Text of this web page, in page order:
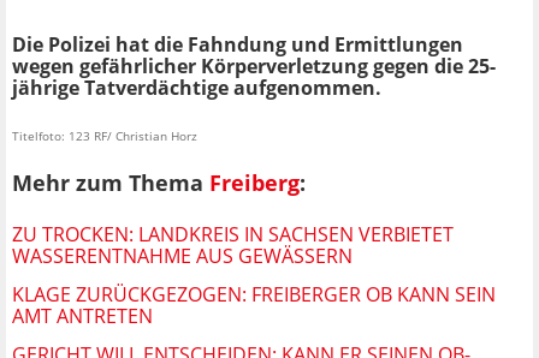
Die Polizei hat die Fahndung und Ermittlungen
wegen gefährlicher Körperverletzung gegen die 25-
jährige Tatverdächtige aufgenommen.
Titelfoto: 123 RF/ Christian Horz
Mehr zum Thema Freiberg:
ZU TROCKEN: LANDKREIS IN SACHSEN VERBIETET
WASSERENTNAHME AUS GEWÄSSERN
KLAGE ZURÜCKGEZOGEN: FREIBERGER OB KANN SEIN
AMT ANTRETEN